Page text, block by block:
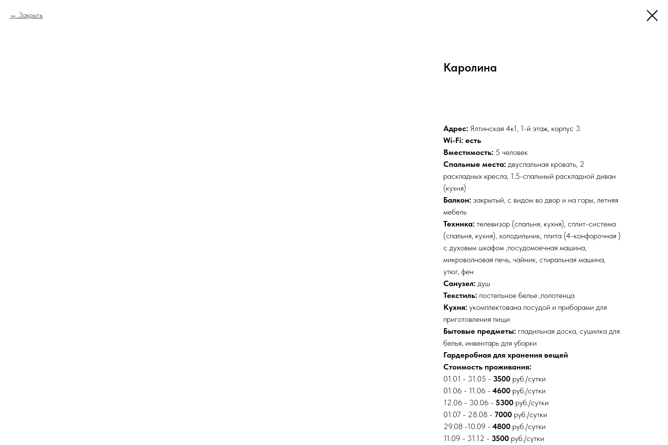
Закрыть
Каролина
Адрес: Ялтинская 4к1, 1-й этаж, корпус 3
Wi-Fi: есть
Вместимость: 5 человек
Спальные места: двуспальная кровать, 2
раскладных кресла, 1.5-спальный раскладной диван
(кухня)
Балкон: закрытый, с видом во двор и на горы, летняя
мебель
Техника: телевизор (спальня, кухня), сплит-система
(спальня, кухня), холодильник, плита (4-конфорочная )
с духовым шкафом ,посудомоечная машина,
микроволновая печь, чайник, стиральная машина,
утюг, фен
Санузел: душ
Текстиль: постельное белье ,полотенца
Кухня: укомплектована посудой и приборами для
приготовления пищи
Бытовые предметы: гладильная доска, сушилка для
белья, инвентарь для уборки
Гардеробная для хранения вещей
Стоимость проживания:
01.01 - 31.05 - 3500 руб./сутки
01.06 - 11.06 - 4600 руб./сутки
12.06 - 30.06 - 5300 руб./сутки
01.07 - 28.08 - 7000 руб./сутки
29.08 -10.09 - 4800 руб./сутки
11.09 - 31.12 - 3500 руб./сутки